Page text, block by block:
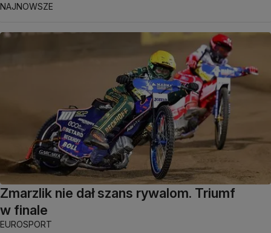
NAJNOWSZE
Zmarzlik nie dał szans rywalom. Triumf
w finale
EUROSPORT